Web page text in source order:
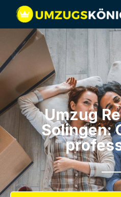
Umzug
Solingen: